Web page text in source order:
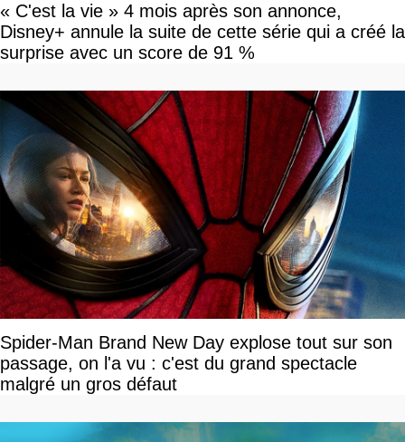
« C'est la vie » 4 mois après son annonce,
Disney+ annule la suite de cette série qui a créé la
surprise avec un score de 91 %
Spider-Man Brand New Day explose tout sur son
passage, on l'a vu : c'est du grand spectacle
malgré un gros défaut